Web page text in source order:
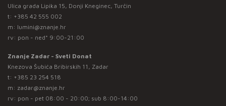
Ulica grada Lipika 15, Donji Kneginec, Turčin
t: +385 42 555 002
m: lumini@znanje.hr
rv: pon - ned* 9:00-21:00
Znanje Zadar - Sveti Donat
Knezova Šubića Bribirskih 11, Zadar
t: +385 23 254 518
m: zadar@znanje.hr
rv: pon - pet 08:00 - 20:00; sub 8:00-14:00